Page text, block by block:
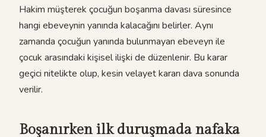
Hakim müşterek çocuğun boşanma davası süresince
hangi ebeveynin yanında kalacağını belirler. Aynı
zamanda çocuğun yanında bulunmayan ebeveyn ile
çocuk arasındaki kişisel ilişki de düzenlenir. Bu karar
geçici nitelikte olup, kesin velayet kararı dava sonunda
verilir.
Boşanırken ilk duruşmada nafaka